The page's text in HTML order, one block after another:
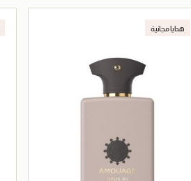
جاري تحميل التفاصيل
هدايا مجانية